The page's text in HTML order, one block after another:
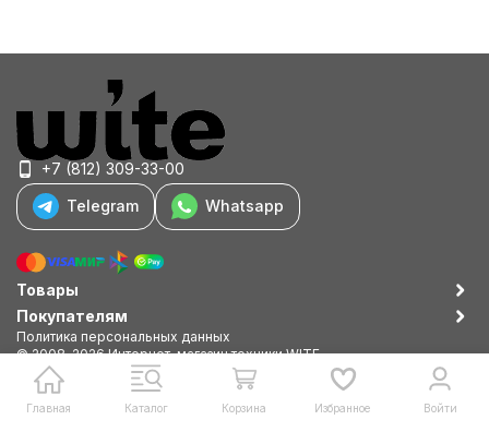
Главная Каталог Корзина Избранное Войти
+7 (812) 309-33-00
Telegram
Whatsapp
Товары
Покупателям
Политика персональных данных
© 2008-2026 Интернет-магазин техники WITE
Shop-Script —
Разработано в bodysite.ru